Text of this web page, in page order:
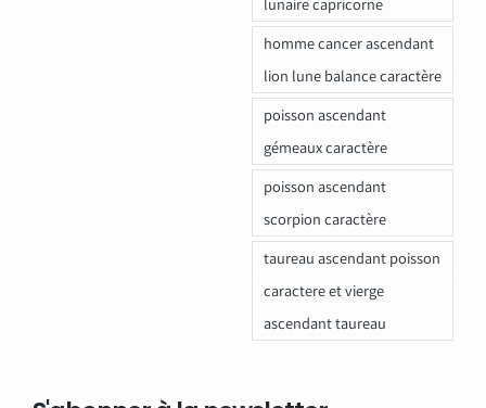
homme cancer ascendant
lion lune balance caractère
poisson ascendant
gémeaux caractère
poisson ascendant
scorpion caractère
taureau ascendant poisson
caractere et vierge
ascendant taureau